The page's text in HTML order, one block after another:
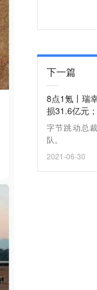
下一篇
8点1氪丨瑞
损31.6亿元
一度超百亿
字节跳动总
队。
2021-06-30